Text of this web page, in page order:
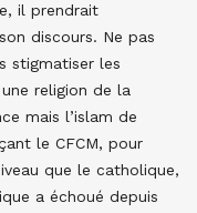
il prendrait
discours. Ne pas
stigmatiser les
religion de la
mais l’islam de
le CFCM, pour
que le catholique,
a échoué depuis